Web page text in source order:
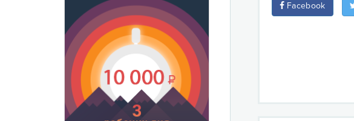
Facebook